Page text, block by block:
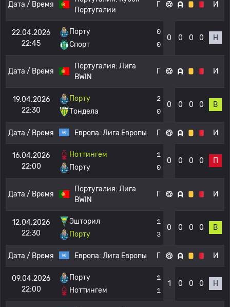
Дата / Время
Португалии
Г И
22.04.2026
22:45
Порту
Спорт
0
0
0 0 0 0 Н
Дата / Время
Португалия: Лига
BWIN
Г И
19.04.2026
22:30
Порту
Тондела
2
0
0 0 0 0 В
Дата / Время Европа: Лига Европы Г И
16.04.2026
22:00
Ноттингем
Порту
1
0
0 0 0 0 П
Дата / Время
Португалия: Лига
BWIN
Г И
12.04.2026
22:30
Эшторил
Порту
1
3
0 0 0 0 В
Дата / Время Европа: Лига Европы Г И
09.04.2026
22:00
Порту
Ноттингем
1
1
1 0 0 0 Н